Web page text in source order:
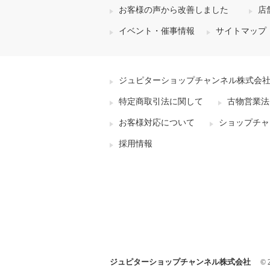
お客様の声から改善しました 店
イベント・催事情報 サイトマップ
ジュピターショップチャンネル株式会
特定商取引法に関して 古物営業
お客様対応について ショップチ
採用情報
ジュピターショップチャンネル株式会社 ©